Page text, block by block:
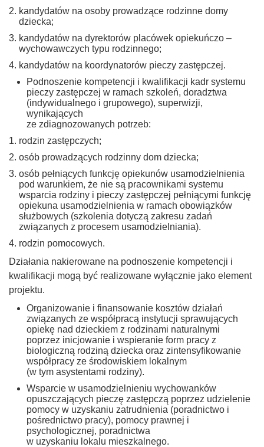
kandydatów na osoby prowadzące rodzinne domy
dziecka;
kandydatów na dyrektorów placówek opiekuńczo –
wychowawczych typu rodzinnego;
kandydatów na koordynatorów pieczy zastępczej.
Podnoszenie kompetencji i kwalifikacji kadr systemu
pieczy zastępczej w ramach szkoleń, doradztwa
(indywidualnego i grupowego), superwizji,
wynikających
ze zdiagnozowanych potrzeb:
rodzin zastępczych;
osób prowadzących rodzinny dom dziecka;
osób pełniących funkcję opiekunów usamodzielnienia
pod warunkiem, że nie są pracownikami systemu
wsparcia rodziny i pieczy zastępczej pełniącymi funkcję
opiekuna usamodzielnienia w ramach obowiązków
służbowych (szkolenia dotyczą zakresu zadań
związanych z procesem usamodzielniania).
rodzin pomocowych.
Działania nakierowane na podnoszenie kompetencji i
kwalifikacji mogą być realizowane wyłącznie jako element
projektu.
Organizowanie i finansowanie kosztów działań
związanych ze współpracą instytucji sprawujących
opiekę nad dzieckiem z rodzinami naturalnymi
poprzez inicjowanie i wspieranie form pracy z
biologiczną rodziną dziecka oraz zintensyfikowanie
współpracy ze środowiskiem lokalnym
(w tym asystentami rodziny).
Wsparcie w usamodzielnieniu wychowanków
opuszczających pieczę zastępczą poprzez udzielenie
pomocy w uzyskaniu zatrudnienia (poradnictwo i
pośrednictwo pracy), pomocy prawnej i
psychologicznej, poradnictwa
w uzyskaniu lokalu mieszkalnego.